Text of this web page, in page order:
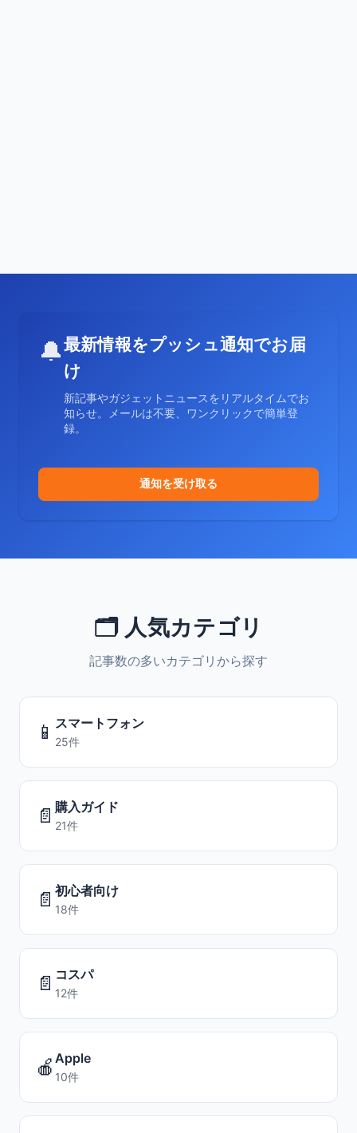
🔔最新情報をプッシュ通知でお届
け
新記事やガジェットニュースをリアルタイムでお
知らせ。メールは不要、ワンクリックで簡単登
録。
通知を受け取る
🗂️ 人気カテゴリ
記事数の多いカテゴリから探す
📱 スマートフォン
25件
📄 購入ガイド
21件
📄 初心者向け
18件
📄 コスパ
12件
🍎 Apple
10件